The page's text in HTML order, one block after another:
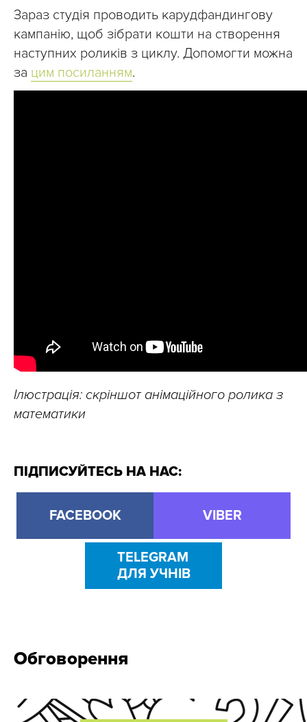
Зараз студія проводить карудфандингову
кампанію, щоб зібрати кошти на створення
наступних роликів з циклу. Допомогти можна
за цим посиланням.
Ілюстрація: скріншот анімаційного ролика з
математики
ПІДПИСУЙТЕСЬ НА НАС:
FACEBOOK VIBER
TELEGRAM
ДЛЯ УЧНІВ
Обговорення